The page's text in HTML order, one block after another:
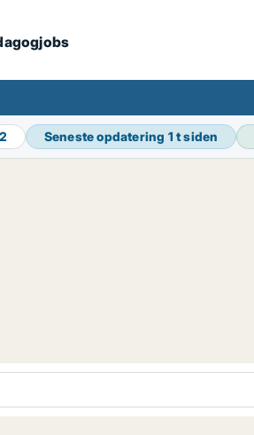
Seneste opdatering 1 t siden